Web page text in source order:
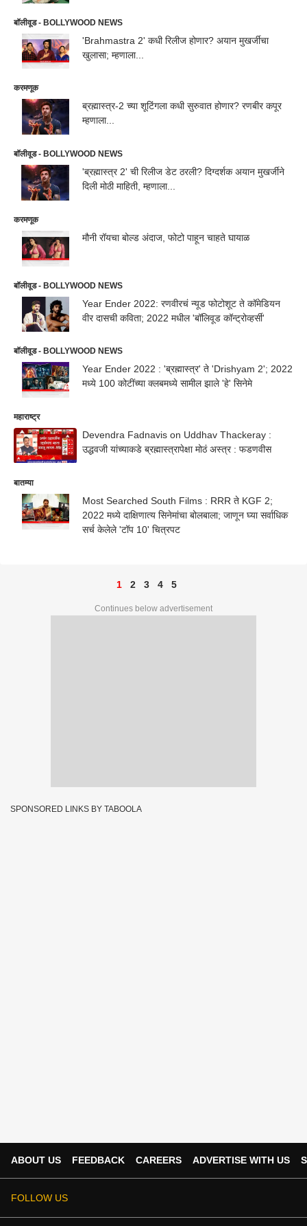
बॉलीवूड - BOLLYWOOD NEWS
'Brahmastra 2' कधी रिलीज होणार? अयान मुखर्जीचा
खुलासा; म्हणाला...
करमणूक
ब्रह्मास्त्र-2 च्या शूटिंगला कधी सुरुवात होणार? रणबीर कपूर
म्हणाला...
बॉलीवूड - BOLLYWOOD NEWS
'ब्रह्मास्त्र 2' ची रिलीज डेट ठरली? दिग्दर्शक अयान मुखर्जीने
दिली मोठी माहिती, म्हणाला...
करमणूक
मौनी रॉयचा बोल्ड अंदाज, फोटो पाहून चाहते घायाळ
बॉलीवूड - BOLLYWOOD NEWS
Year Ender 2022: रणवीरचं न्यूड फोटोशूट ते कॉमेडियन
वीर दासची कविता; 2022 मधील 'बॉलिवूड कॉन्ट्रोव्हर्सी'
बॉलीवूड - BOLLYWOOD NEWS
Year Ender 2022 : 'ब्रह्मास्त्र' ते 'Drishyam 2'; 2022
मध्ये 100 कोटींच्या क्लबमध्ये सामील झाले 'हे' सिनेमे
महाराष्ट्र
Devendra Fadnavis on Uddhav Thackeray :
उद्धवजी यांच्याकडे ब्रह्मास्त्रापेक्षा मोठं अस्त्र : फडणवीस
बातम्या
Most Searched South Films : RRR ते KGF 2;
2022 मध्ये दाक्षिणात्य सिनेमांचा बोलबाला; जाणून घ्या सर्वाधिक
सर्च केलेले 'टॉप 10' चित्रपट
1 2 3 4 5
Continues below advertisement
SPONSORED LINKS BY TABOOLA
ABOUT US FEEDBACK CAREERS ADVERTISE WITH US
FOLLOW US